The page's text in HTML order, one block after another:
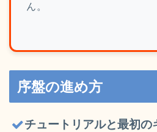
ん。
序盤の進め方
チュートリアルと最初の